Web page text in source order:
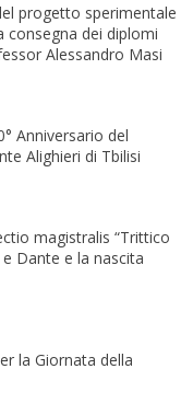
progetto sperimentale
consegna dei diplomi
Alessandro Masi
Anniversario del
Alighieri di Tbilisi
magistralis “Trittico
Dante e la nascita
la Giornata della